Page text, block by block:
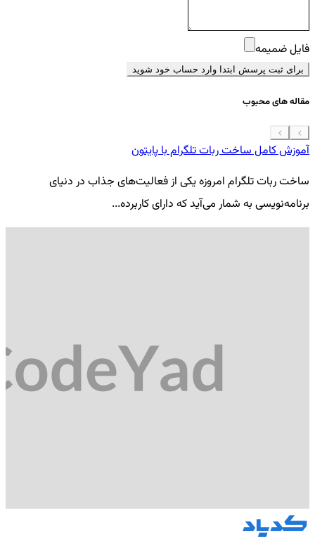
فایل ضمیمه
برای ثبت پرسش ابتدا وارد حساب خود شوید
مقاله های محبوب
آموزش کامل ساخت ربات تلگرام با پایتون
ساخت ربات تلگرام امروزه یکی از فعالیت‌های جذاب در دنیای
برنامه‌نویسی به شمار می‌آید که دارای کاربرده...